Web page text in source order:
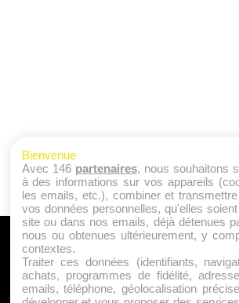
A PROPOS
Qui sommes nous ?
Mentions Légales
Bienvenue
Avec 146 partenaires, nous souhaitons
à des informations sur vos appareils
les emails, etc.), combiner et
vos données personnelles, qu'elles
site ou dans nos emails, déjà détenues
nous ou obtenues ultérieurement, y
contextes.
Traiter ces données (identifiants,
achats, programmes de fidélité,
emails, téléphone, géolocalisation